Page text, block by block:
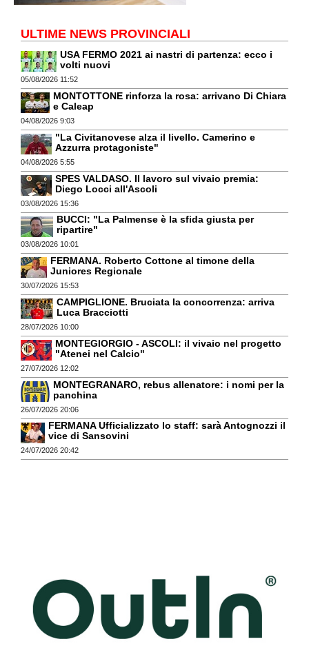
ULTIME NEWS PROVINCIALI
USA FERMO 2021 ai nastri di partenza: ecco i
volti nuovi
05/08/2026 11:52
MONTOTTONE rinforza la rosa: arrivano Di Chiara
e Caleap
04/08/2026 9:03
"La Civitanovese alza il livello. Camerino e
Azzurra protagoniste"
04/08/2026 5:55
SPES VALDASO. Il lavoro sul vivaio premia:
Diego Locci all'Ascoli
03/08/2026 15:36
BUCCI: "La Palmense è la sfida giusta per
ripartire"
03/08/2026 10:01
FERMANA. Roberto Cottone al timone della
Juniores Regionale
30/07/2026 15:53
CAMPIGLIONE. Bruciata la concorrenza: arriva
Luca Bracciotti
28/07/2026 10:00
MONTEGIORGIO - ASCOLI: il vivaio nel progetto
"Atenei nel Calcio"
27/07/2026 12:02
MONTEGRANARO, rebus allenatore: i nomi per la
panchina
26/07/2026 20:06
FERMANA Ufficializzato lo staff: sarà Antognozzi il
vice di Sansovini
24/07/2026 20:42